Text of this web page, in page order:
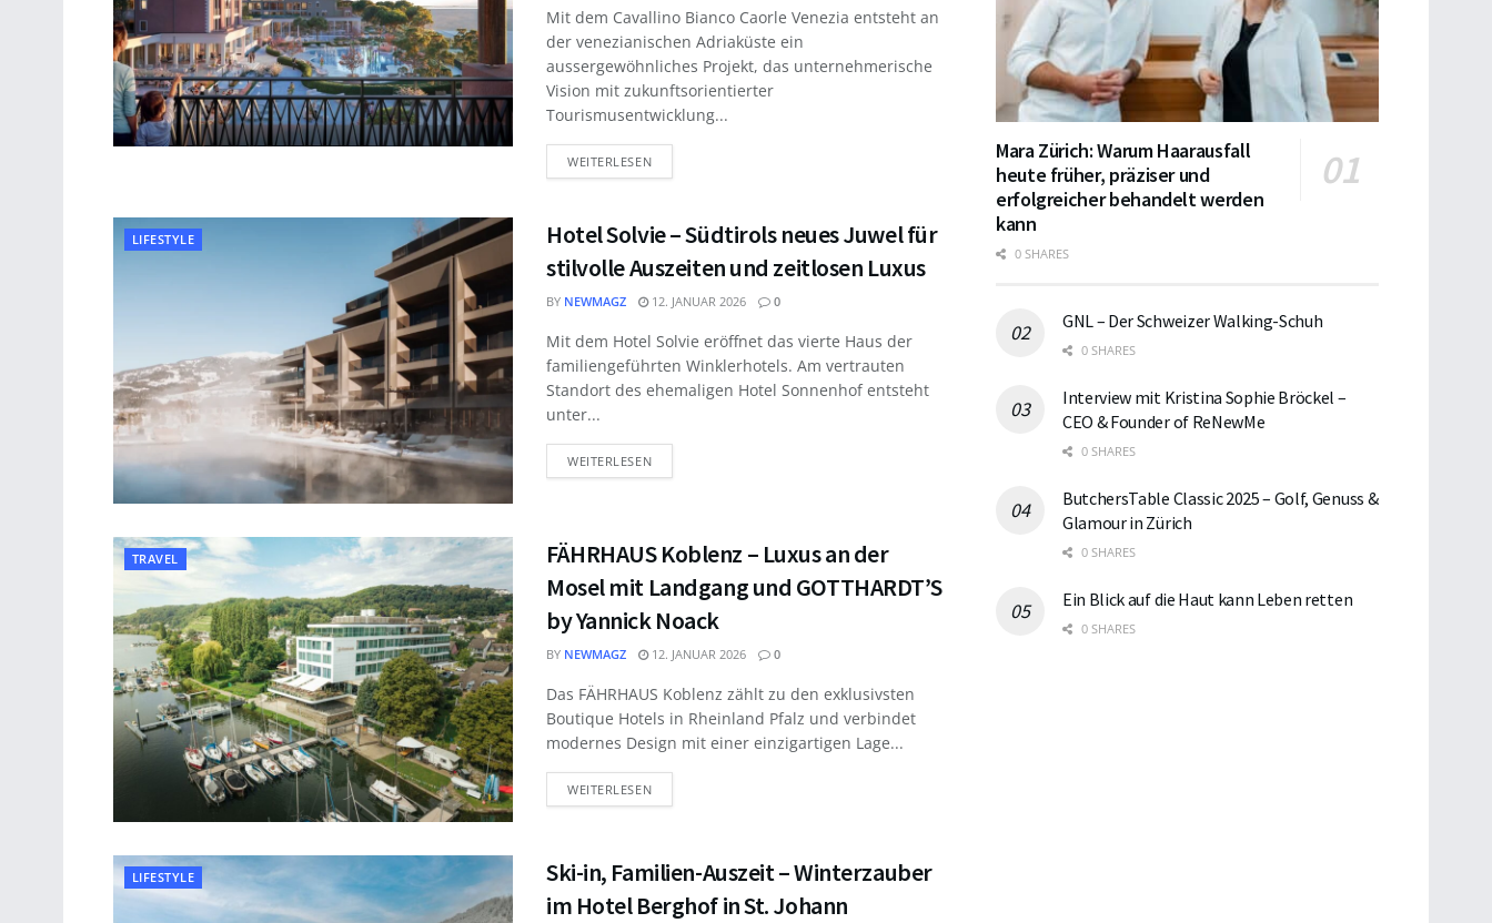
Mit dem Cavallino Bianco Caorle Venezia entsteht an
der venezianischen Adriaküste ein
aussergewöhnliches Projekt, das unternehmerische
Vision mit zukunftsorientierter
Tourismusentwicklung...
WEITERLESEN
LIFESTYLE
Hotel Solvie – Südtirols neues Juwel für
stilvolle Auszeiten und zeitlosen Luxus
BY NEWMAGZ 12. JANUAR 2026 0
Mit dem Hotel Solvie eröffnet das vierte Haus der
familiengeführten Winklerhotels. Am vertrauten
Standort des ehemaligen Hotel Sonnenhof entsteht
unter...
WEITERLESEN
TRAVEL
FÄHRHAUS Koblenz – Luxus an der
Mosel mit Landgang und GOTTHARDT’S
by Yannick Noack
BY NEWMAGZ 12. JANUAR 2026 0
Das FÄHRHAUS Koblenz zählt zu den exklusivsten
Boutique Hotels in Rheinland Pfalz und verbindet
modernes Design mit einer einzigartigen Lage...
WEITERLESEN
LIFESTYLE
Ski-in, Familien-Auszeit – Winterzauber
im Hotel Berghof in St. Johann
Mara Zürich: Warum Haarausfall
heute früher, präziser und
erfolgreicher behandelt werden
kann
0 SHARES
GNL – Der Schweizer Walking-Schuh
0 SHARES
Interview mit Kristina Sophie Bröckel –
CEO & Founder of ReNewMe
0 SHARES
ButchersTable Classic 2025 – Golf, Genuss &
Glamour in Zürich
0 SHARES
Ein Blick auf die Haut kann Leben retten
0 SHARES